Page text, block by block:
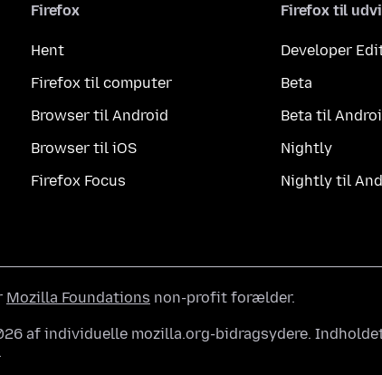
Firefox
Hent
Firefox til computer
Browser til Android
Browser til iOS
Firefox Focus
Firefox til
Developer
Beta
Beta til
Nightly
Nightly til
Mozilla Foundations non-profit forælder.
af individuelle mozilla.org-bidragsydere.
.